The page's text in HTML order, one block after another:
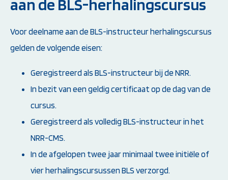
aan de BLS-herhalingscursus
Voor deelname aan de BLS-instructeur herhalingscursus
gelden de volgende eisen:
Geregistreerd als BLS-instructeur bij de NRR.
In bezit van een geldig certificaat op de dag van de
cursus.
Geregistreerd als volledig BLS-instructeur in het
NRR-CMS.
In de afgelopen twee jaar minimaal twee initiële of
vier herhalingscursussen BLS verzorgd.